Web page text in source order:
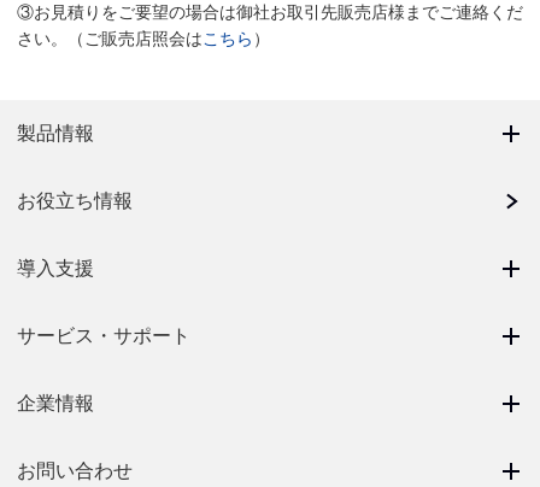
③お見積りをご要望の場合は御社お取引先販売店様までご連絡くだ
さい。（ご販売店照会はこちら ）
製品情報
お役立ち情報
導入支援
サービス・サポート
企業情報
お問い合わせ